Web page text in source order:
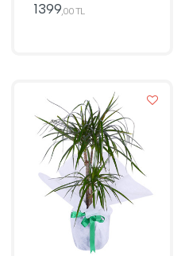
1399 ,00 TL